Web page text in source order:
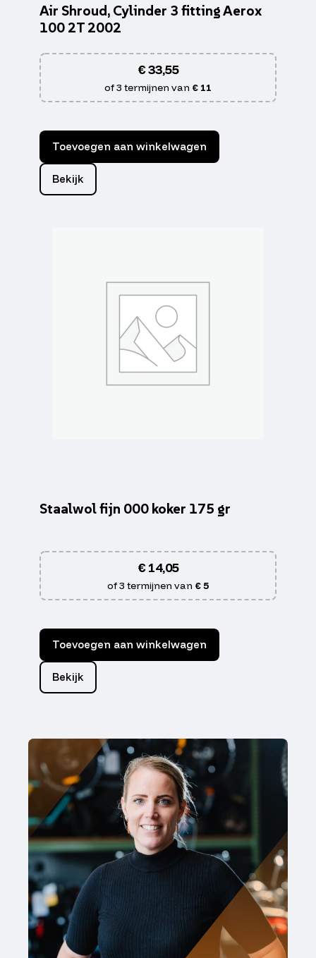
Air Shroud, Cylinder 3 fitting Aerox
100 2T 2002
€33,55
of 3 termijnen van € 11
Toevoegen aan winkelwagen
Bekijk
Staalwol fijn 000 koker 175 gr
€14,05
of 3 termijnen van € 5
Toevoegen aan winkelwagen
Bekijk